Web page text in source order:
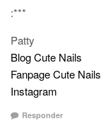
:***
Patty
Blog Cute Nails
Fanpage Cute Nails
Instagram
Responder